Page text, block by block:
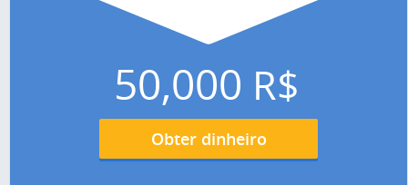
50,000 R$
Obter dinheiro